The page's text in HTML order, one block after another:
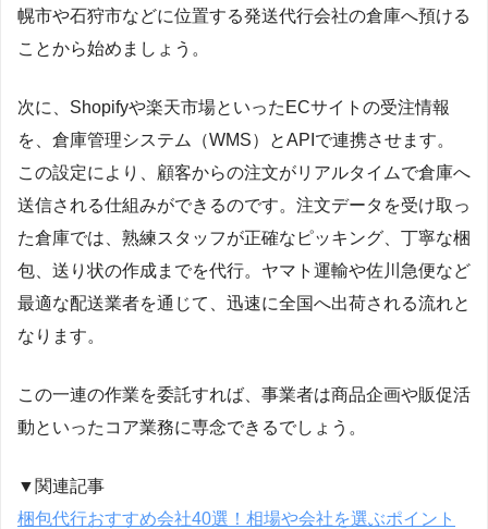
幌市や石狩市などに位置する発送代行会社の倉庫へ預ける
ことから始めましょう。
次に、Shopifyや楽天市場といったECサイトの受注情報
を、倉庫管理システム（WMS）とAPIで連携させます。
この設定により、顧客からの注文がリアルタイムで倉庫へ
送信される仕組みができるのです。注文データを受け取っ
た倉庫では、熟練スタッフが正確なピッキング、丁寧な梱
包、送り状の作成までを代行。ヤマト運輸や佐川急便など
最適な配送業者を通じて、迅速に全国へ出荷される流れと
なります。
この一連の作業を委託すれば、事業者は商品企画や販促活
動といったコア業務に専念できるでしょう。
▼関連記事
梱包代行おすすめ会社40選！相場や会社を選ぶポイント